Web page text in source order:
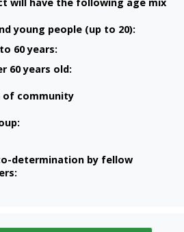
young people (up to 20):
60 years:
60 years old:
of community
determination by fellow